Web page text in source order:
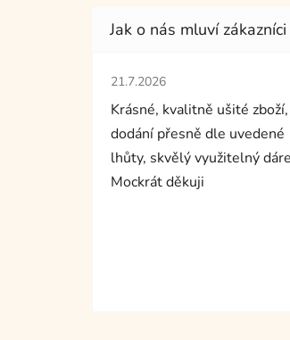
Hodnocení obchodu je 5 z 5
21.7.2026
Krásné, kvalitně ušité zboží,
dodání přesně dle uvedené
lhůty, skvělý využitelný
Mockrát děkuji